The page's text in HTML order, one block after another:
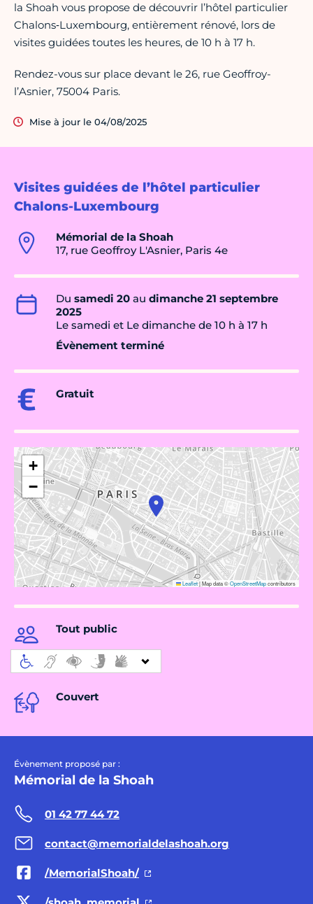
Visites guidées de l’hôtel particulier
Chalons-Luxembourg
Mémorial de la Shoah
17, rue Geoffroy L'Asnier, Paris 4e
Du samedi 20 au dimanche 21 septembre
2025
Le samedi et Le dimanche de 10 h à 17 h
Évènement terminé
Gratuit
+
−
Leaflet|Map data ©OpenStreetMapcontributors
Tout public
Couvert
Évènement proposé par :
Mémorial de la Shoah
01 42 77 44 72
contact@memorialdelashoah.org
/MemorialShoah/
la Shoah vous propose de découvrir l’hôtel particulier
Chalons‑Luxembourg, entièrement rénové, lors de
visites guidées toutes les heures, de 10 h à 17 h.
Rendez-vous sur place devant le 26, rue Geoffroy-
l’Asnier, 75004 Paris.
Mise à jour le 04/08/2025